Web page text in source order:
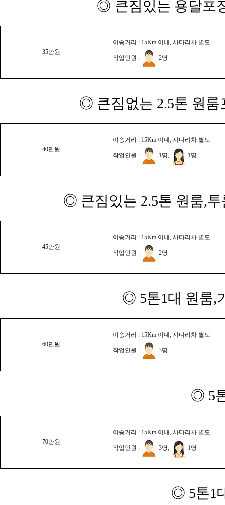
◎ 큰짐있는 용달포
35만원
이송거리 : 15Km 이내, 사다리차 별도
작업인원 : 2명
◎ 큰짐없는 2.5톤 원룸
40만원
이송거리 : 15Km 이내, 사다리차 별도
작업인원 : 1명, 1명
◎ 큰짐있는 2.5톤 원룸,
45만원
이송거리 : 15Km 이내, 사다리차 별도
작업인원 : 2명
◎ 5톤1대 원룸,
60만원
이송거리 : 15Km 이내, 사다리차 별도
작업인원 : 3명
◎ 5
70만원
이송거리 : 15Km 이내, 사다리차 별도
작업인원 : 3명, 1명
◎ 5톤1